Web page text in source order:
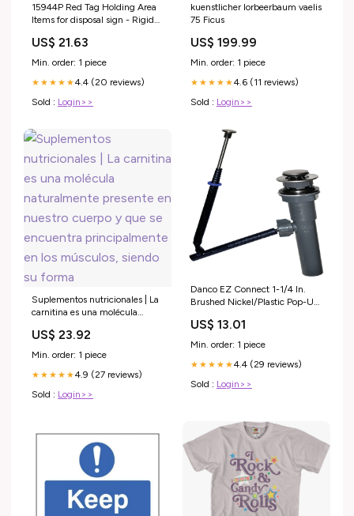
15944P Red Tag Holding Area
Items for disposal sign - Rigid
Rolls of Labels-Radioactive and
Biohazard
US$ 21.63
Min. order: 1 piece
★★★★★4.4 (20 reviews)
Sold : Login>>
kuenstlicher lorbeerbaum vaelis
75 Ficus
US$ 199.99
Min. order: 1 piece
★★★★★4.6 (11 reviews)
Sold : Login>>
Suplementos nutricionales | La
carnitina es una molécula
nuestro cuerpo y que se
encuentra principalmente en
los músculos, siendo su forma
US$ 23.92
Min. order: 1 piece
★★★★★4.9 (27 reviews)
Sold : Login>>
Danco EZ Connect 1-1/4 In.
Brushed Nickel/Plastic Pop-Up
1US$ 13.01
Min. order: 1 piece
★★★★★4.4 (29 reviews)
Sold : Login>>